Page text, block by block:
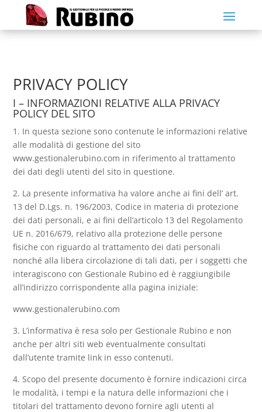
PRIVACY POLICY
I – INFORMAZIONI RELATIVE ALLA PRIVACY
POLICY DEL SITO
1. In questa sezione sono contenute le informazioni relative
alle modalità di gestione del sito
www.gestionalerubino.com in riferimento al trattamento
dei dati degli utenti del sito in questione.
2. La presente informativa ha valore anche ai fini dell’ art.
13 del D.Lgs. n. 196/2003, Codice in materia di protezione
dei dati personali, e ai fini dell’articolo 13 del Regolamento
UE n. 2016/679, relativo alla protezione delle persone
fisiche con riguardo al trattamento dei dati personali
nonché alla libera circolazione di tali dati, per i soggetti che
interagiscono con Gestionale Rubino ed è raggiungibile
all’indirizzo corrispondente alla pagina iniziale:
www.gestionalerubino.com
3. L’informativa è resa solo per Gestionale Rubino e non
anche per altri siti web eventualmente consultati
dall’utente tramite link in esso contenuti.
4. Scopo del presente documento è fornire indicazioni circa
le modalità, i tempi e la natura delle informazioni che i
titolari del trattamento devono fornire agli utenti al